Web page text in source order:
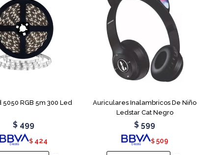
5050 RGB 5m 300 Led
$ 499
$ 424
Auriculares Inalambricos De Niño
Ledstar Cat Negro
$ 599
$ 509